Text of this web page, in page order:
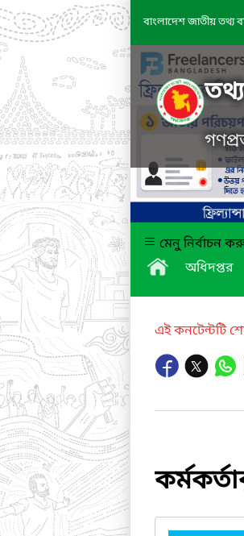
বাংলাদেশ জাতীয় তথ্য
মেনু নির্বাচন
অধিদপ্তর
এই কনটেন্টটি